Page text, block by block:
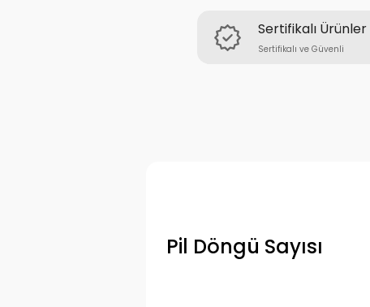
Sertifikalı Ürünler
Sertifikalı ve Güvenli
Pil Döngü Sayısı